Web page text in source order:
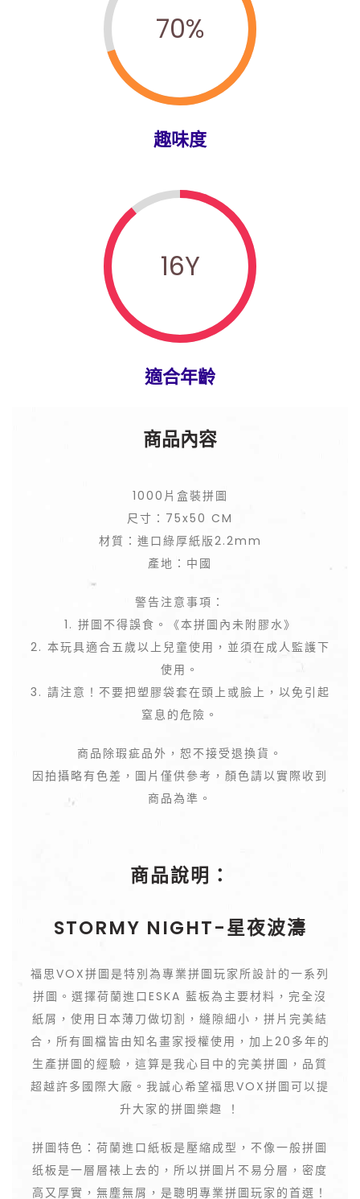
70%
趣味度
16Y
適合年齡
商品內容
1000片盒裝拼圖
尺寸：75x50 CM
材質：進口綠厚紙版2.2mm
產地：中國
警告注意事項：
1. 拼圖不得誤食。《本拼圖內未附膠水》
2. 本玩具適合五歲以上兒童使用，並須在成人監護下
使用。
3. 請注意！不要把塑膠袋套在頭上或臉上，以免引起
窒息的危險。
商品除瑕疵品外，恕不接受退換貨。
因拍攝略有色差，圖片僅供參考，顏色請以實際收到
商品為準。
商品說明：
STORMY NIGHT-星夜波濤
福思VOX拼圖是特別為專業拼圖玩家所設計的一系列
拼圖。選擇荷蘭進口ESKA 藍板為主要材料，完全沒
紙屑，使用日本薄刀做切割，縫隙細小，拼片完美結
合，所有圖檔皆由知名畫家授權使用，加上20多年的
生產拼圖的經驗，這算是我心目中的完美拼圖，品質
超越許多國際大廠。我誠心希望福思VOX拼圖可以提
升大家的拼圖樂趣 ！
拼圖特色：荷蘭進口紙板是壓縮成型，不像一般拼圖
纸板是一層層裱上去的，所以拼圖片不易分層，密度
高又厚實，無塵無屑，是聰明專業拼圖玩家的首選！